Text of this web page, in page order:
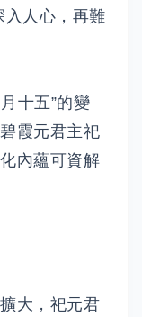
入人心，再難
十五”的變
霞元君主祀
內蘊可資解
大，祀元君